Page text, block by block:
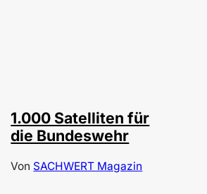
1.000 Satelliten für
die Bundeswehr
Von SACHWERT Magazin